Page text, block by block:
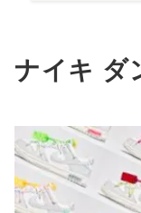
ナイキ ダ